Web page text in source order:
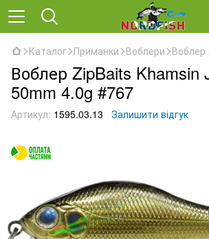
Каталог Приманки Воблери Воблер
Воблер ZipBaits Khamsin
50mm 4.0g #767
Артикул: 1595.03.13 Залишити відгук